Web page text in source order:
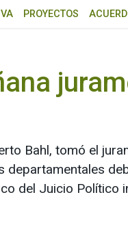
PROYECTOS
Bahl, tomó el
departamentales
del Juicio Político